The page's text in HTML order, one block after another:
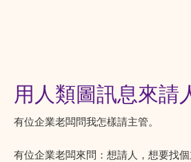
用人類圖訊息來請
有位企業老闆問我怎樣請主管。
有位企業老闆來問：想請人，想要找